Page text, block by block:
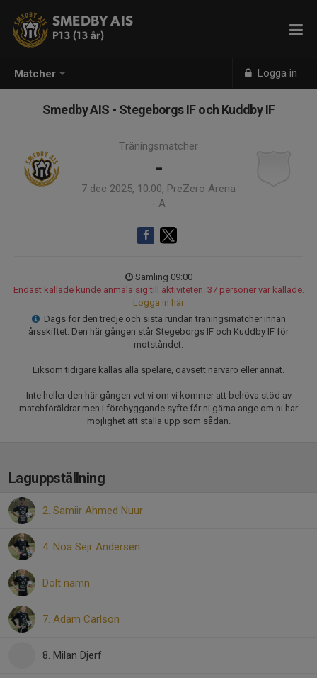
Matcher Logga in
SMEDBY AIS
P13 (13 år)
Smedby AIS - Stegeborgs IF och Kuddby IF
Träningsmatcher
-
7 dec 2025, 10:00, PreZero Arena
- A
Samling 09:00
Endast kallade kunde anmäla sig till aktiviteten. 37 personer var kallade.
Logga in här
Dags för den tredje och sista rundan träningsmatcher innan
årsskiftet. Den här gången står Stegeborgs IF och Kuddby IF för
motståndet.
Liksom tidigare kallas alla spelare, oavsett närvaro eller annat.
Inte heller den här gången vet vi om vi kommer att behöva stöd av
matchföräldrar men i förebyggande syfte får ni gärna ange om ni har
möjlighet att ställa upp som sådan.
Laguppställning
2. Samiir Ahmed Nuur
4. Noa Sejr Andersen
Dolt namn
7. Adam Carlson
8. Milan Djerf